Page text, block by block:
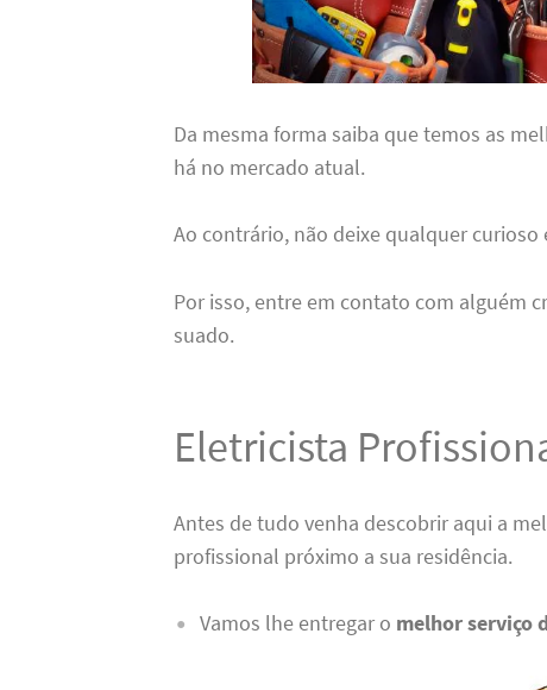
Da mesma forma saiba que temos as
há no mercado atual.
Ao contrário, não deixe qualquer
Por isso, entre em contato com alguém
suado.
Eletricista
Antes de tudo venha descobrir aqui a
profissional próximo a sua residência.
Vamos lhe entregar o melhor serviço